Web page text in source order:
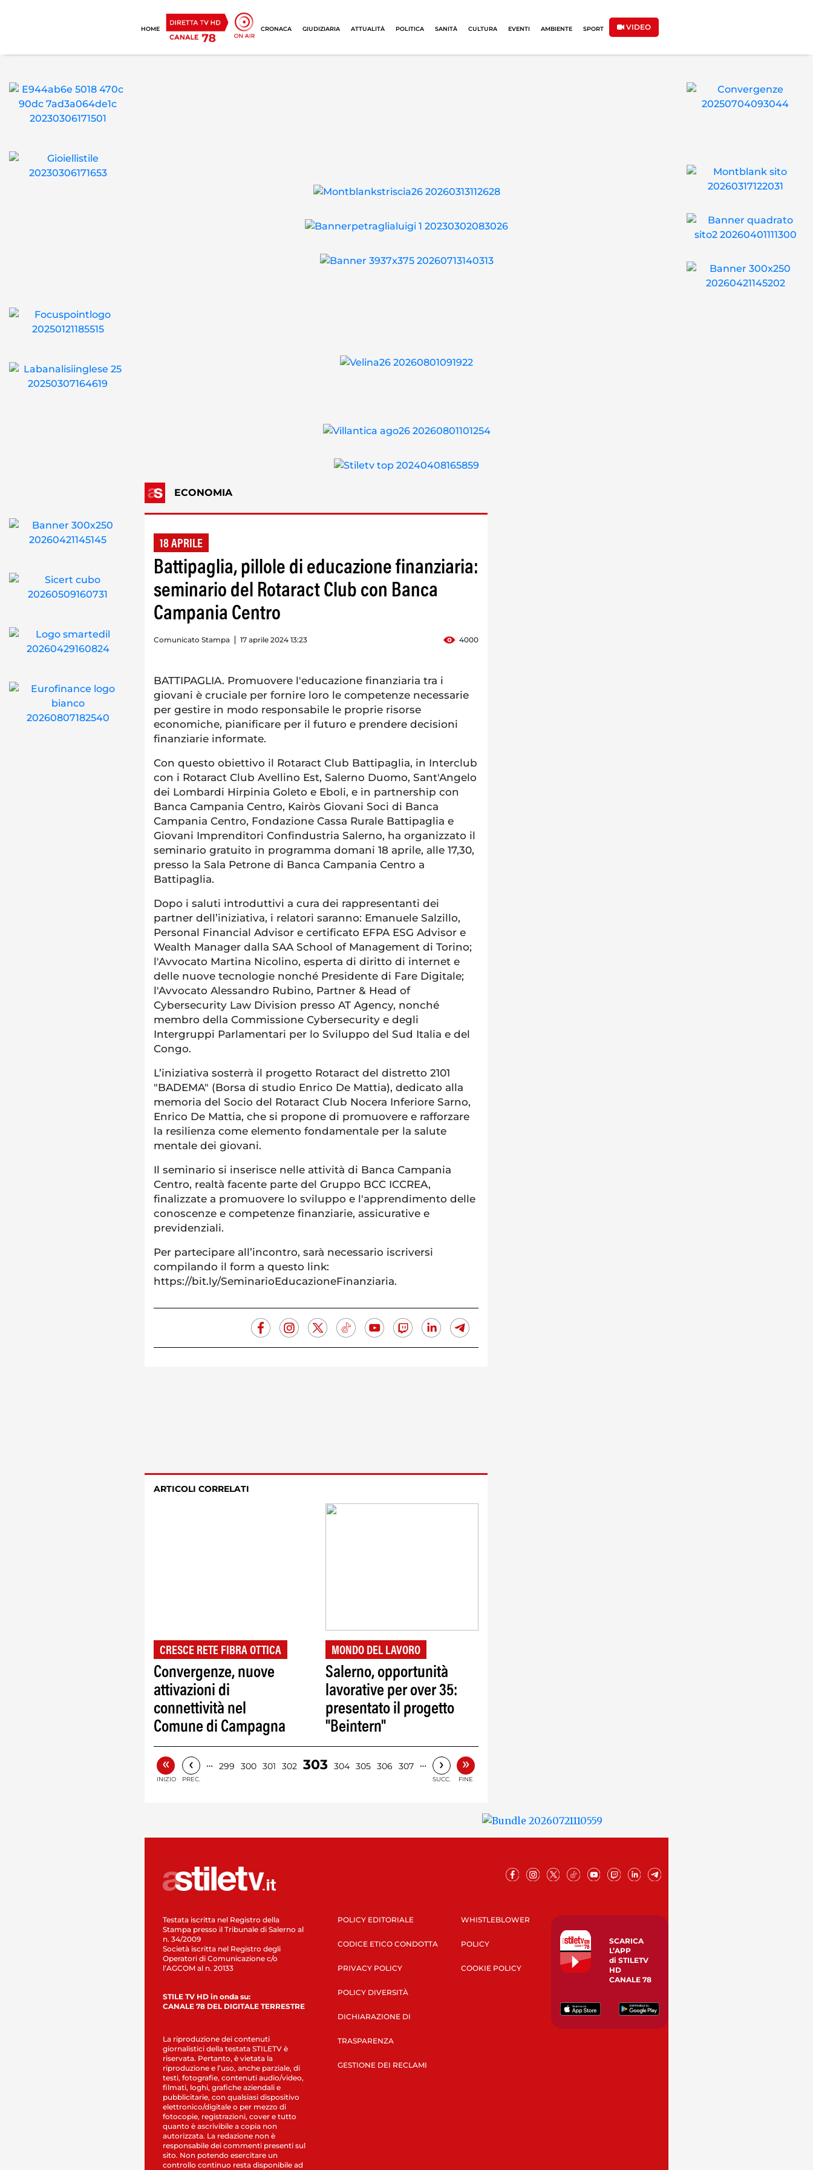
HOME CRONACA GIUDIZIARIA ATTUALITÀ POLITICA SANITÀ CULTURA EVENTI AMBIENTE SPORT VIDEO
ECONOMIA
18 APRILE
Battipaglia, pillole di educazione finanziaria:
seminario del Rotaract Club con Banca
Campania Centro
Comunicato Stampa 17 aprile 2024 13:23 4000
BATTIPAGLIA. Promuovere l'educazione finanziaria tra i
giovani è cruciale per fornire loro le competenze necessarie
per gestire in modo responsabile le proprie risorse
economiche, pianificare per il futuro e prendere decisioni
finanziarie informate.
Con questo obiettivo il Rotaract Club Battipaglia, in Interclub
con i Rotaract Club Avellino Est, Salerno Duomo, Sant'Angelo
dei Lombardi Hirpinia Goleto e Eboli, e in partnership con
Banca Campania Centro, Kairòs Giovani Soci di Banca
Campania Centro, Fondazione Cassa Rurale Battipaglia e
Giovani Imprenditori Confindustria Salerno, ha organizzato il
seminario gratuito in programma domani 18 aprile, alle 17,30,
presso la Sala Petrone di Banca Campania Centro a
Battipaglia.
Dopo i saluti introduttivi a cura dei rappresentanti dei
partner dell’iniziativa, i relatori saranno: Emanuele Salzillo,
Personal Financial Advisor e certificato EFPA ESG Advisor e
Wealth Manager dalla SAA School of Management di Torino;
l'Avvocato Martina Nicolino, esperta di diritto di internet e
delle nuove tecnologie nonché Presidente di Fare Digitale;
l'Avvocato Alessandro Rubino, Partner & Head of
Cybersecurity Law Division presso AT Agency, nonché
membro della Commissione Cybersecurity e degli
Intergruppi Parlamentari per lo Sviluppo del Sud Italia e del
Congo.
L’iniziativa sosterrà il progetto Rotaract del distretto 2101
"BADEMA" (Borsa di studio Enrico De Mattia), dedicato alla
memoria del Socio del Rotaract Club Nocera Inferiore Sarno,
Enrico De Mattia, che si propone di promuovere e rafforzare
la resilienza come elemento fondamentale per la salute
mentale dei giovani.
Il seminario si inserisce nelle attività di Banca Campania
Centro, realtà facente parte del Gruppo BCC ICCREA,
finalizzate a promuovere lo sviluppo e l'apprendimento delle
conoscenze e competenze finanziarie, assicurative e
previdenziali.
Per partecipare all’incontro, sarà necessario iscriversi
compilando il form a questo link:
https://bit.ly/SeminarioEducazioneFinanziaria.
ARTICOLI CORRELATI
CRESCE RETE FIBRA OTTICA
Convergenze, nuove
attivazioni di
connettività nel
Comune di Campagna
MONDO DEL LAVORO
Salerno, opportunità
lavorative per over 35:
presentato il progetto
"Beintern"
«
INIZIO
‹
PREC.
… 299 300 301 302 303 304 305 306 307 … ›
SUCC.
»
FINE
Testata iscritta nel Registro della
Stampa presso il Tribunale di Salerno al
n. 34/2009
Società iscritta nel Registro degli
Operatori di Comunicazione c/o
l’AGCOM al n. 20133
STILE TV HD in onda su:
CANALE 78 DEL DIGITALE TERRESTRE
La riproduzione dei contenuti
giornalistici della testata STILETV è
riservata. Pertanto, è vietata la
riproduzione e l’uso, anche parziale, di
testi, fotografie, contenuti audio/video,
filmati, loghi, grafiche aziendali e
pubblicitarie, con qualsiasi dispositivo
elettronico/digitale o per mezzo di
fotocopie, registrazioni, cover e tutto
quanto è ascrivibile a copia non
autorizzata. La redazione non è
responsabile dei commenti presenti sul
sito. Non potendo esercitare un
controllo continuo resta disponibile ad
POLICY EDITORIALE
CODICE ETICO CONDOTTA
PRIVACY POLICY
POLICY DIVERSITÀ
DICHIARAZIONE DI
TRASPARENZA
GESTIONE DEI RECLAMI
WHISTLEBLOWER
POLICY
COOKIE POLICY
SCARICA
L’APP
di STILETV
HD
CANALE 78